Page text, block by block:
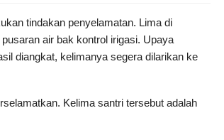
tindakan penyelamatan. Lima di
air bak kontrol irigasi. Upaya
diangkat, kelimanya segera dilarikan ke
Kelima santri tersebut adalah